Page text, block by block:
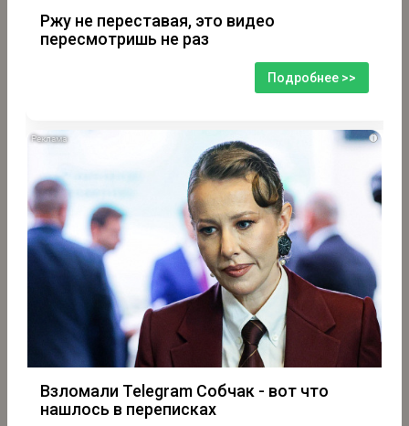
Ржу не переставая, это видео
пересмотришь не раз
Подробнее >>
i
Взломали Telegram Собчак - вот что
нашлось в переписках